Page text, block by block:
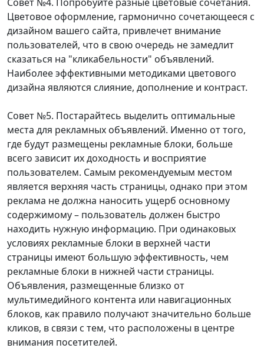
Цветовое оформление, гармонично сочетающееся с
дизайном вашего сайта, привлечет внимание
пользователей, что в свою очередь не замедлит
сказаться на "кликабельности" объявлений.
Наиболее эффективными методиками цветового
дизайна являются слияние, дополнение и контраст.
Совет №5. Постарайтесь выделить оптимальные
места для рекламных объявлений. Именно от того,
где будут размещены рекламные блоки, больше
всего зависит их доходность и восприятие
пользователем. Самым рекомендуемым местом
является верхняя часть страницы, однако при этом
реклама не должна наносить ущерб основному
содержимому – пользователь должен быстро
находить нужную информацию. При одинаковых
условиях рекламные блоки в верхней части
страницы имеют большую эффективность, чем
рекламные блоки в нижней части страницы.
Объявления, размещенные близко от
мультимедийного контента или навигационных
блоков, как правило получают значительно больше
кликов, в связи с тем, что расположены в центре
внимания посетителей.